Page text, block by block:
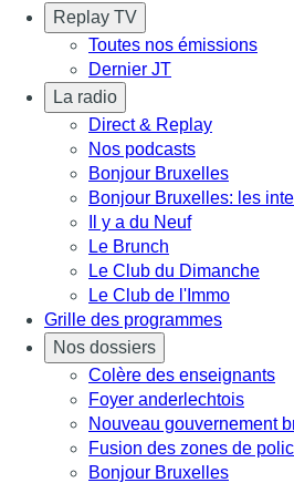
Replay TV
Toutes nos émissions
Dernier JT
La radio
Direct & Replay
Nos podcasts
Bonjour Bruxelles
Bonjour Bruxelles: les
Il y a du Neuf
Le Brunch
Le Club du Dimanche
Le Club de l'Immo
Grille des programmes
Nos dossiers
Colère des enseignants
Foyer anderlechtois
Nouveau gouvernement
Fusion des zones de
Bonjour Bruxelles